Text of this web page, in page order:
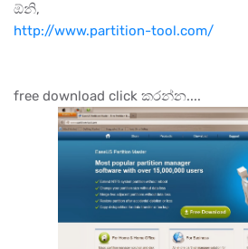
ඕනි,
http://www.partition-tool.com/
free download click කරන්න....